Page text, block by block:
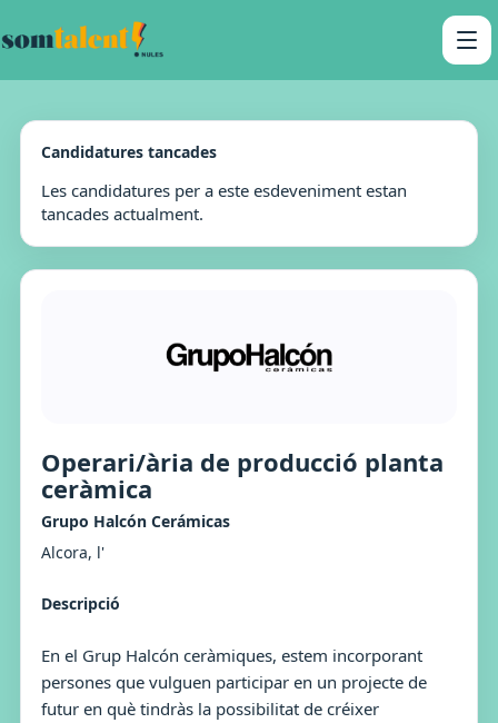
Candidatures tancades
Les candidatures per a este esdeveniment estan
tancades actualment.
Operari/ària de producció planta
ceràmica
Grupo Halcón Cerámicas
Alcora, l'
Descripció
En el Grup Halcón ceràmiques, estem incorporant
persones que vulguen participar en un projecte de
futur en què tindràs la possibilitat de créixer